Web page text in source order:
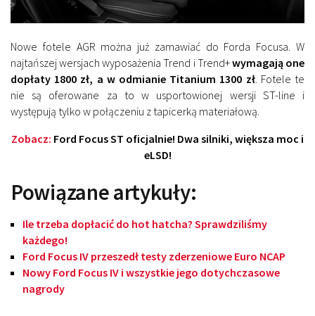
Nowe fotele AGR można już zamawiać do Forda Focusa. W
najtańszej wersjach wyposażenia Trend i Trend+wymagają one
dopłaty 1800 zł, a w odmianie Titanium 1300 zł. Fotele te
nie są oferowane za to w usportowionej wersji ST-line i
występują tylko w połączeniu z tapicerką materiałową.
Zobacz: Ford Focus ST oficjalnie! Dwa silniki, większa moc i
eLSD!
Powiązane artykuły:
Ile trzeba dopłacić do hot hatcha? Sprawdziliśmy
każdego!
Ford Focus IV przeszedł testy zderzeniowe Euro NCAP
Nowy Ford Focus IV i wszystkie jego dotychczasowe
nagrody